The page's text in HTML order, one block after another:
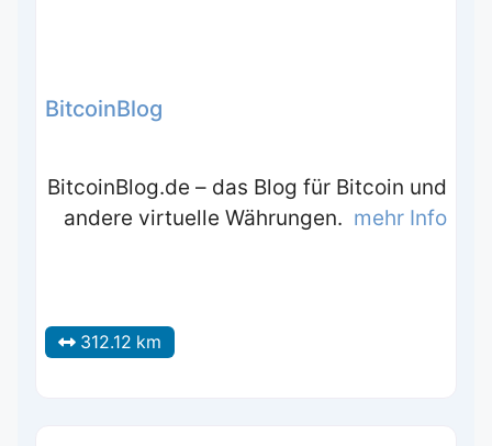
BitcoinBlog
BitcoinBlog.de – das Blog für Bitcoin und
andere virtuelle Währungen. mehr Info
312.12 km